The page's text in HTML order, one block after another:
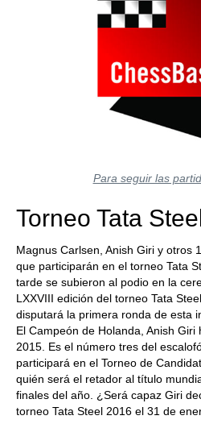
Para seguir las
Torneo Tata
Magnus Carlsen, Anish Giri y otros
que participarán en el torneo Tata
tarde se subieron al podio en la
LXXVIII edición del torneo Tata
disputará la primera ronda de esta
El Campeón de Holanda, Anish
2015. Es el número tres del
participará en el Torneo de
quién será el retador al título
finales del año. ¿Será capaz Giri
torneo Tata Steel 2016 el 31 de